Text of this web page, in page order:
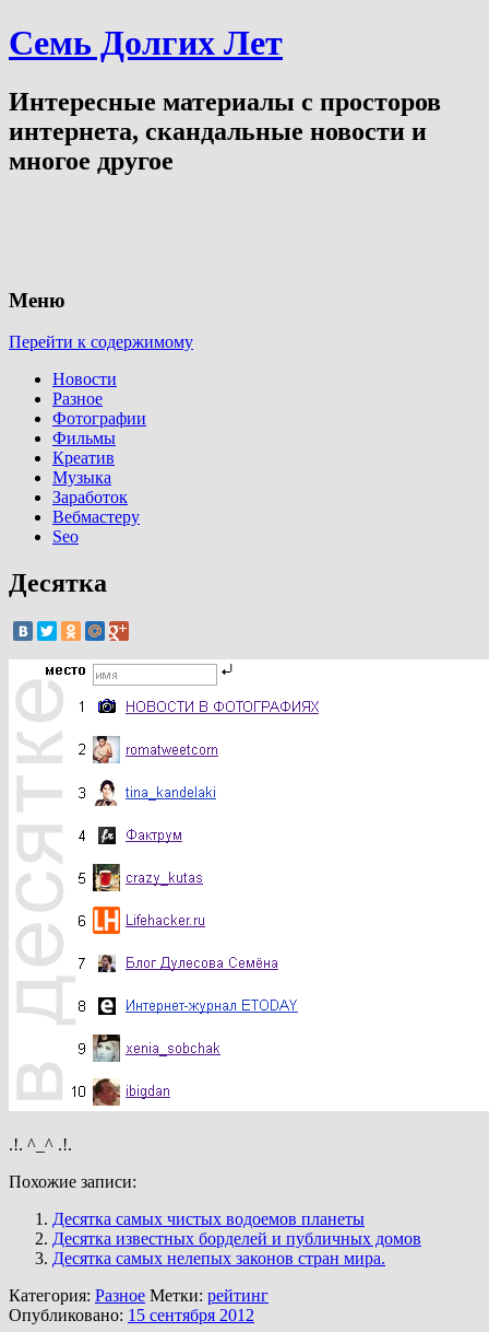
Семь Долгих Лет
Интересные материалы с просторов
интернета, скандальные новости и
многое другое
Меню
Перейти к содержимому
Новости
Разное
Фотографии
Фильмы
Креатив
Музыка
Заработок
Вебмастеру
Seo
Десятка
.!. ^_^ .!.
Похожие записи:
Десятка самых чистых водоемов планеты
Десятка известных борделей и публичных домов
Десятка самых нелепых законов стран мира.
Категория: Разное Метки: рейтинг
Опубликовано: 15 сентября 2012